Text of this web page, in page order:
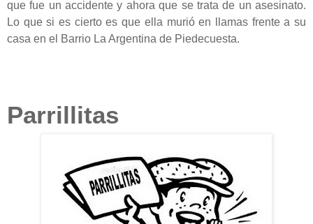
que fue un accidente y ahora que se trata de un asesinato.
Lo que si es cierto es que ella murió en llamas frente a su
casa en el Barrio La Argentina de Piedecuesta.
Parrillitas